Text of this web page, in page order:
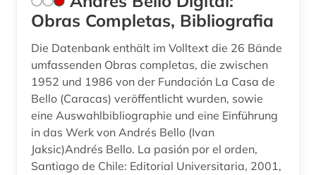
frauenbewegung (1)
frauenforschung (1)
frauenliteratur (1)
freie plattform (1)
fremdsprache (3)
fremdsprachenlernen (1)
Obras Completas, Bibliografia
Die Datenbank enthält im Volltext die 26 Bände
umfassenden Obras completas, die zwischen
1952 und 1986 von der Fundación La Casa de
Bello (Caracas) veröffentlicht wurden, sowie
eine Auswahlbibliographie und eine Einführung
in das Werk von Andrés Bello (Ivan
Jaksic)Andrés Bello. La pasión por el orden,
Santiago de Chile: Editorial Universitaria, 2001,